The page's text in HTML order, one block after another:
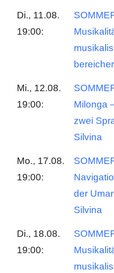
Di., 11.08.
19:00:
Mi., 12.08.
19:00:
Milonga
zwei
Silvina
Mo., 17.08.
19:00:
der
Silvina
Di., 18.08.
19:00: